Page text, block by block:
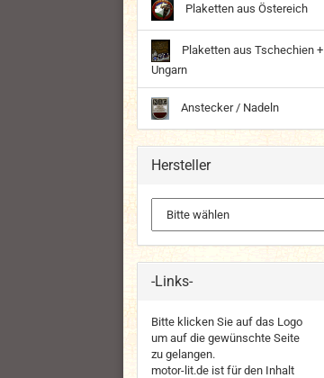
Plaketten aus Östereich
Plaketten aus Tschechien +
Ungarn
Anstecker / Nadeln
Hersteller
-Links-
Bitte klicken Sie auf das Logo
um auf die gewünschte Seite
zu gelangen.
motor-lit.de ist für den Inhalt